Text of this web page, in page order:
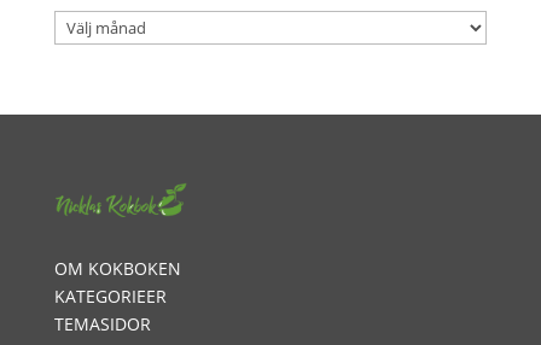
Arkiv
OM KOKBOKEN
KATEGORIEER
TEMASIDOR